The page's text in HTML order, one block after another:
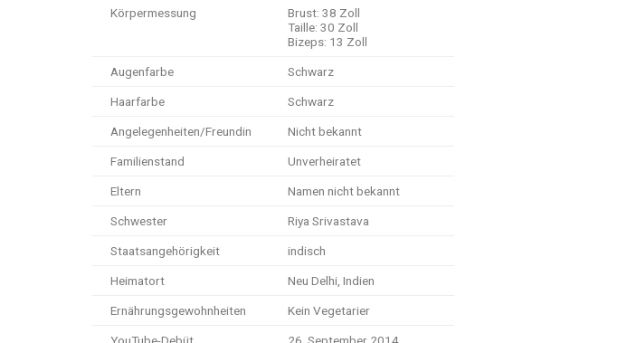
Körpermessung
Brust: 38 Zoll
Taille: 30 Zoll
Bizeps: 13 Zoll
Augenfarbe Schwarz
Haarfarbe Schwarz
Angelegenheiten/Freundin Nicht bekannt
Familienstand Unverheiratet
Eltern Namen nicht bekannt
Schwester Riya Srivastava
Staatsangehörigkeit indisch
Heimatort Neu Delhi, Indien
Ernährungsgewohnheiten Kein Vegetarier